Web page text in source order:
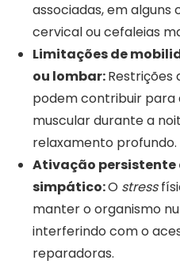
associadas, em alguns
cervical ou cefaleias
Limitações de
ou lombar:Restrições
podem contribuir para
muscular durante a
relaxamento profundo.
Ativação persistente
simpático:O stress
manter o organismo
interferindo com o
reparadoras.